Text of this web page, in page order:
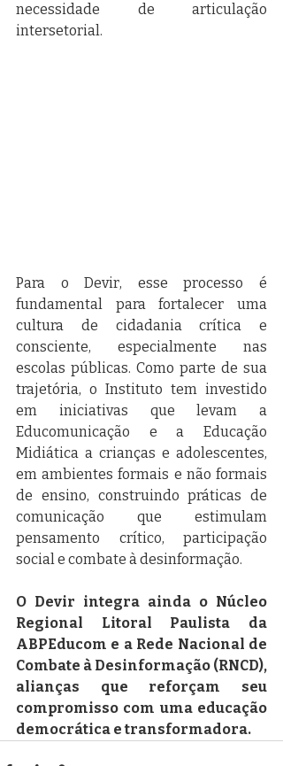
necessidade de articulação
intersetorial.
Para o Devir, esse processo é
fundamental para fortalecer uma
cultura de cidadania crítica e
consciente, especialmente nas
escolas públicas. Como parte de sua
trajetória, o Instituto tem investido
em iniciativas que levam a
Educomunicação e a Educação
Midiática a crianças e adolescentes,
em ambientes formais e não formais
de ensino, construindo práticas de
comunicação que estimulam
pensamento crítico, participação
social e combate à desinformação.
O Devir integra ainda o Núcleo
Regional Litoral Paulista da
ABPEducom e a Rede Nacional de
Combate à Desinformação (RNCD),
alianças que reforçam seu
compromisso com uma educação
democrática e transformadora.